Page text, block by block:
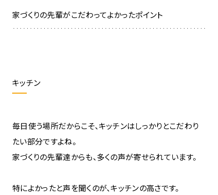
家づくりの先輩がこだわってよかったポイント
キッチン
毎日使う場所だからこそ、キッチンはしっかりとこだわり
たい部分ですよね。
家づくりの先輩達からも、多くの声が寄せられています。
特によかったと声を聞くのが、キッチンの高さです。